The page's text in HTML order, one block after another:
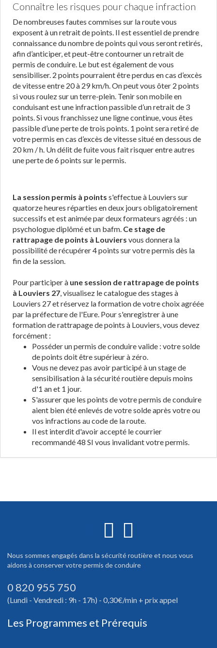
Connaître les risques pour chaque infraction
De nombreuses fautes commises sur la route vous
exposent à un retrait de points. Il est essentiel de prendre
connaissance du nombre de points qui vous seront retirés,
afin d’anticiper, et peut-être contourner un retrait de
permis de conduire. Le but est également de vous
sensibiliser. 2 points pourraient être perdus en cas d’excès
de vitesse entre 20 à 29 km/h. On peut vous ôter 2 points
si vous roulez sur un terre-plein. Tenir son mobile en
conduisant est une infraction passible d’un retrait de 3
points. Si vous franchissez une ligne continue, vous êtes
passible d’une perte de trois points. 1 point sera retiré de
votre permis en cas d’excès de vitesse situé en dessous de
20 km / h. Un délit de fuite vous fait risquer entre autres
une perte de 6 points sur le permis.
La session permis à points s'effectue à Louviers sur
quatorze heures réparties en deux jours obligatoirement
successifs et est animée par deux formateurs agréés : un
psychologue diplômé et un bafm. Ce stage de
rattrapage de points à Louviers vous donnera la
possibilité de récupérer 4 points sur votre permis dès la
fin de la session.
Pour participer à une session de rattrapage de points
à Louviers 27, visualisez le catalogue des stages à
Louviers 27 et réservez la formation de votre choix agréée
par la préfecture de l'Eure. Pour s'enregistrer à une
formation de rattrapage de points à Louviers, vous devez
forcément :
Posséder un permis de conduire valide : votre solde
de points doit être supérieur à zéro.
Vous ne devez pas avoir participé à un stage de
sensibilisation à la sécurité routière depuis moins
d'1 an et 1 jour.
S'assurer que les points de votre permis de conduire
aient bien été enlevés de votre solde après votre ou
vos infractions au code de la route.
Il est interdit d'avoir accepté le courrier
recommandé 48 SI vous invalidant votre permis.
Nous sommes engagés dans la sécurité routière et nous vous
aidons à conserver votre permis de conduire
0 820 955 750
(Lundi - Vendredi : 9h - 17h) - 0,30€/min + prix appel
Les Programmes et Prérequis